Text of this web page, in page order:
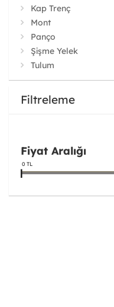
Kap Trenç
Mont
Panço
Şişme Yelek
Tulum
Yelek
Filtreleme
Fiyat Aralığı
0 TL